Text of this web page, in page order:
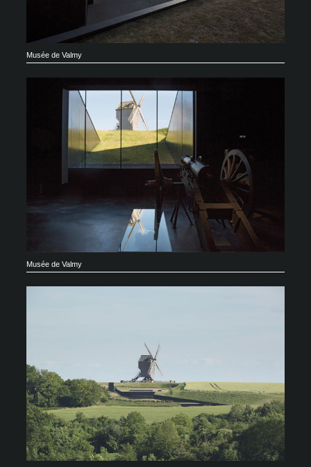
Musée de Valmy
Musée de Valmy